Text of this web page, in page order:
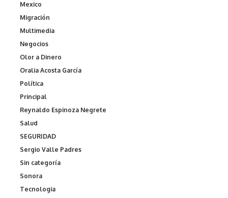
Mexico
Migración
Multimedia
Negocios
Olor a Dinero
Oralia Acosta García
Política
Principal
Reynaldo Espinoza Negrete
Salud
SEGURIDAD
Sergio Valle Padres
Sin categoría
Sonora
Tecnologia